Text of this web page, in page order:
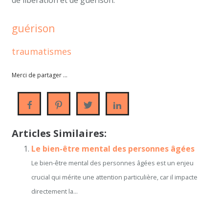
guérison
traumatismes
Merci de partager ...
Articles Similaires:
Le bien-être mental des personnes âgées
Le bien-être mental des personnes âgées est un enjeu
crucial qui mérite une attention particulière, car il impacte
directement la...